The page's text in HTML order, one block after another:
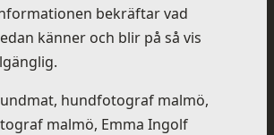
bekräftar vad
känner och blir på så vis